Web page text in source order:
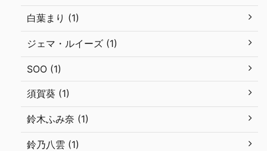
白葉まり (1)
ジェマ・ルイーズ (1)
SOO (1)
須賀葵 (1)
鈴木ふみ奈 (1)
鈴乃八雲 (1)